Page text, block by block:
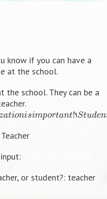
know if you can have a
at the school.
the school. They can be a
tionisim p t d t
or student?: teacher